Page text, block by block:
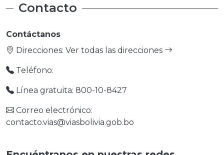
Contacto
Contáctanos
Direcciones: Ver todas las direcciones
Teléfono:
Línea gratuita: 800-10-8427
Correo electrónico:
contacto.vias@viasbolivia.gob.bo